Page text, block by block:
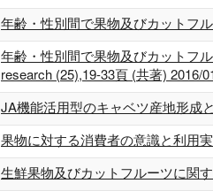
年齢・性別間で果物及びカットフ
年齢・性別間で果物及びカットフ
research (25),19-33頁 (共著) 2016/
JA機能活用型のキャベツ産地形成
果物に対する消費者の意識と利用
生鮮果物及びカットフルーツに関